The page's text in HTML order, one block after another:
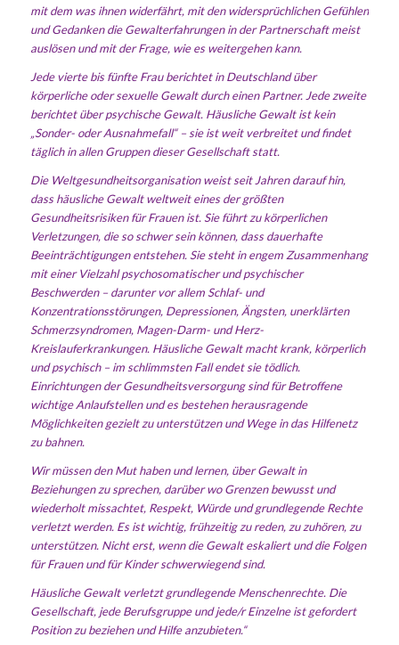
mit dem was ihnen widerfährt, mit den widersprüchlichen Gefühlen
und Gedanken die Gewalterfahrungen in der Partnerschaft meist
auslösen und mit der Frage, wie es weitergehen kann.
Jede vierte bis fünfte Frau berichtet in Deutschland über
körperliche oder sexuelle Gewalt durch einen Partner. Jede zweite
berichtet über psychische Gewalt. Häusliche Gewalt ist kein
„Sonder- oder Ausnahmefall“ – sie ist weit verbreitet und findet
täglich in allen Gruppen dieser Gesellschaft statt.
Die Weltgesundheitsorganisation weist seit Jahren darauf hin,
dass häusliche Gewalt weltweit eines der größten
Gesundheitsrisiken für Frauen ist. Sie führt zu körperlichen
Verletzungen, die so schwer sein können, dass dauerhafte
Beeinträchtigungen entstehen. Sie steht in engem Zusammenhang
mit einer Vielzahl psychosomatischer und psychischer
Beschwerden – darunter vor allem Schlaf- und
Konzentrationsstörungen, Depressionen, Ängsten, unerklärten
Schmerzsyndromen, Magen-Darm- und Herz-
Kreislauferkrankungen. Häusliche Gewalt macht krank, körperlich
und psychisch – im schlimmsten Fall endet sie tödlich.
Einrichtungen der Gesundheitsversorgung sind für Betroffene
wichtige Anlaufstellen und es bestehen herausragende
Möglichkeiten gezielt zu unterstützen und Wege in das Hilfenetz
zu bahnen.
Wir müssen den Mut haben und lernen, über Gewalt in
Beziehungen zu sprechen, darüber wo Grenzen bewusst und
wiederholt missachtet, Respekt, Würde und grundlegende Rechte
verletzt werden. Es ist wichtig, frühzeitig zu reden, zu zuhören, zu
unterstützen. Nicht erst, wenn die Gewalt eskaliert und die Folgen
für Frauen und für Kinder schwerwiegend sind.
Häusliche Gewalt verletzt grundlegende Menschenrechte. Die
Gesellschaft, jede Berufsgruppe und jede/r Einzelne ist gefordert
Position zu beziehen und Hilfe anzubieten.“